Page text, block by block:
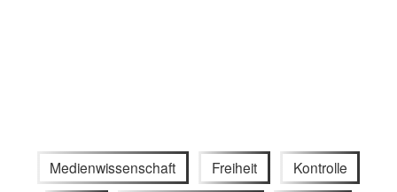
Medienwissenschaft Freiheit Kontrolle